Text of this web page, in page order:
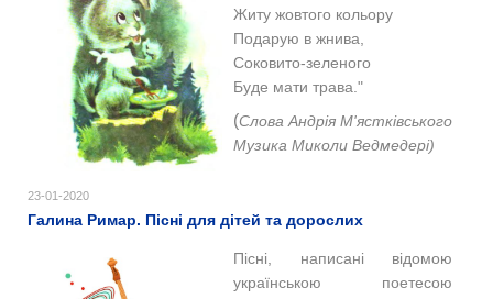
Житу жовтого кольору
Подарую в жнива,
Соковито-зеленого
Буде мати трава."
(Слова Андрія М'ястківського
Музика Миколи Ведмедері)
23-01-2020
Галина Римар. Пісні для дітей та дорослих
Пісні, написані відомою
українською поетесою